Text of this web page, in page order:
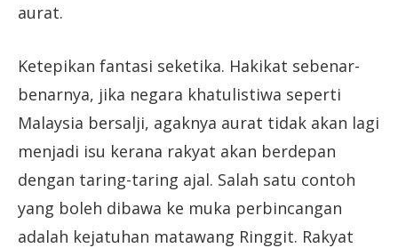
aurat.
Ketepikan fantasi seketika. Hakikat sebenar-
benarnya, jika negara khatulistiwa seperti
Malaysia bersalji, agaknya aurat tidak akan lagi
menjadi isu kerana rakyat akan berdepan
dengan taring-taring ajal. Salah satu contoh
yang boleh dibawa ke muka perbincangan
adalah kejatuhan matawang Ringgit. Rakyat